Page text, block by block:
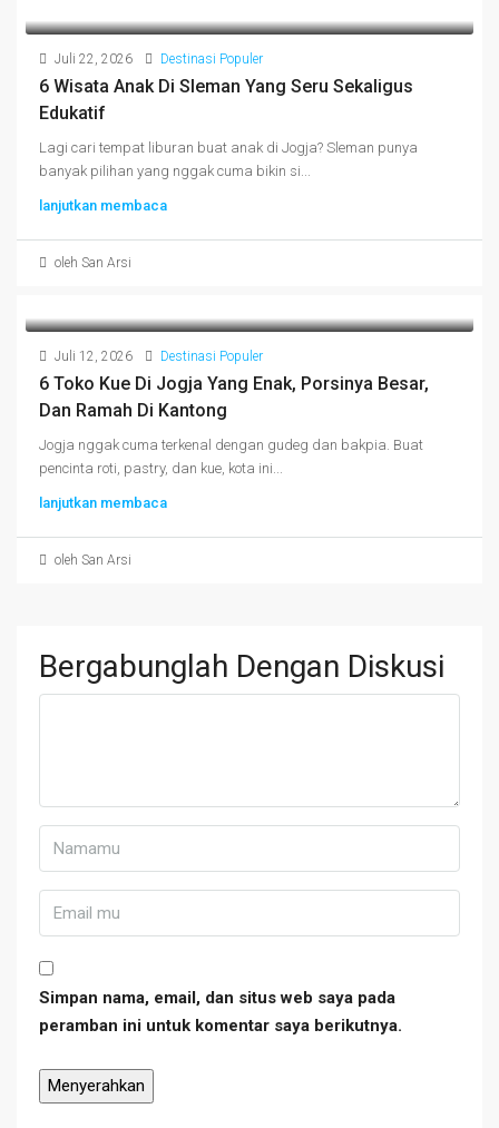
Juli 22, 2026 Destinasi Populer
6 Wisata Anak Di Sleman Yang Seru Sekaligus
Edukatif
Lagi cari tempat liburan buat anak di Jogja? Sleman punya
banyak pilihan yang nggak cuma bikin si...
lanjutkan membaca
oleh San Arsi
Juli 12, 2026 Destinasi Populer
6 Toko Kue Di Jogja Yang Enak, Porsinya Besar,
Dan Ramah Di Kantong
Jogja nggak cuma terkenal dengan gudeg dan bakpia. Buat
pencinta roti, pastry, dan kue, kota ini...
lanjutkan membaca
oleh San Arsi
Bergabunglah Dengan Diskusi
Simpan nama, email, dan situs web saya pada
peramban ini untuk komentar saya berikutnya.